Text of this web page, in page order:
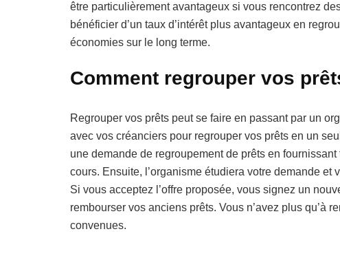
être particulièrement avantageux si vous rencontrez
bénéficier d’un taux d’intérêt plus avantageux en
économies sur le long terme.
Comment regrouper vos
Regrouper vos prêts peut se faire en passant par un
avec vos créanciers pour regrouper vos prêts en un
une demande de regroupement de prêts en
cours. Ensuite, l’organisme étudiera votre demande
Si vous acceptez l’offre proposée, vous signez un
rembourser vos anciens prêts. Vous n’avez plus qu’à
convenues.